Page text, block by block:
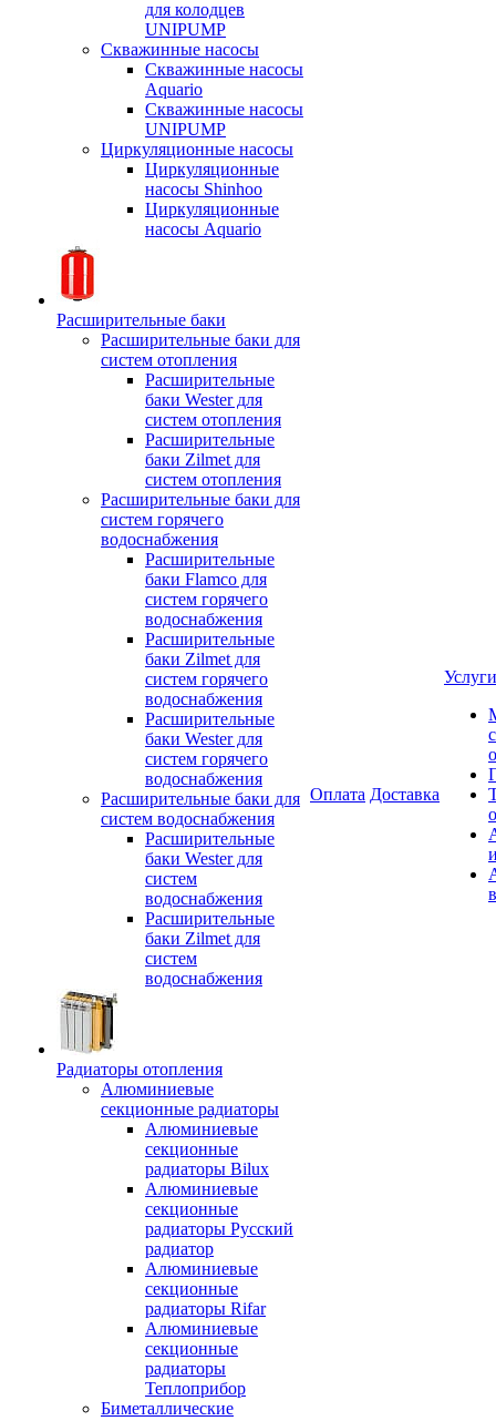
для колодцев
UNIPUMP
Скважинные насосы
Скважинные насосы
Aquario
Скважинные насосы
UNIPUMP
Циркуляционные насосы
Циркуляционные
насосы Shinhoo
Циркуляционные
насосы Aquario
Расширительные баки
Расширительные баки для
систем отопления
Расширительные
баки Wester для
систем отопления
Расширительные
баки Zilmet для
систем отопления
Расширительные баки для
систем горячего
водоснабжения
Расширительные
баки Flamco для
систем горячего
водоснабжения
Расширительные
баки Zilmet для
систем горячего
водоснабжения
Расширительные
баки Wester для
систем горячего
водоснабжения
Расширительные баки для
систем водоснабжения
Расширительные
баки Wester для
систем
водоснабжения
Расширительные
баки Zilmet для
систем
водоснабжения
Радиаторы отопления
Алюминиевые
секционные радиаторы
Алюминиевые
секционные
радиаторы Bilux
Алюминиевые
секционные
радиаторы Русский
радиатор
Алюминиевые
секционные
радиаторы Rifar
Алюминиевые
секционные
радиаторы
Теплоприбор
Биметаллические
Оплата Доставка
Услуги